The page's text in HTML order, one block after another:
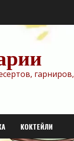
гарниров,
КОКТЕЙЛИ